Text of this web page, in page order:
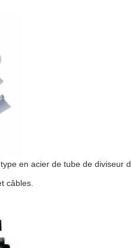
en acier de tube de diviseur
câbles.